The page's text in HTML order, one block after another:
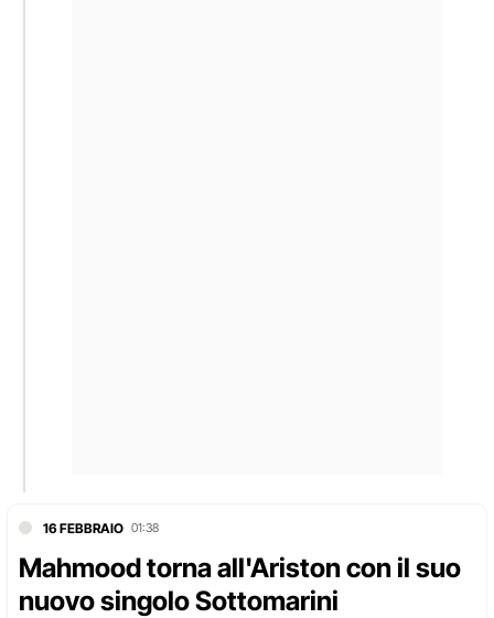
16 FEBBRAIO 01:38
Mahmood torna all'Ariston con il suo
nuovo singolo Sottomarini